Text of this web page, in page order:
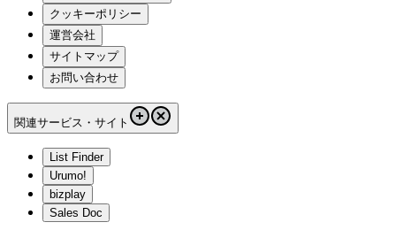
クッキーポリシー
運営会社
サイトマップ
お問い合わせ
関連サービス・サイト
List Finder
Urumo!
bizplay
Sales Doc